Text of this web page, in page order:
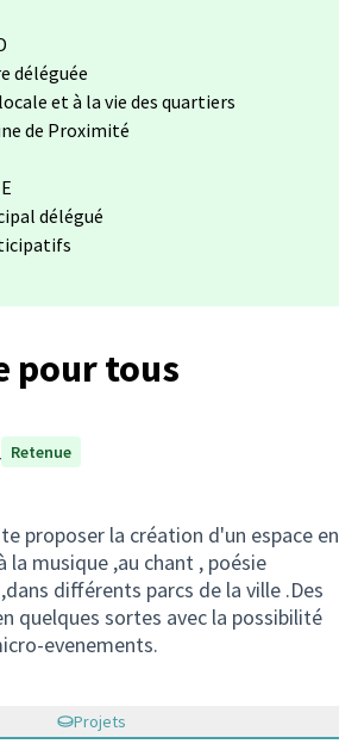
déléguée
et à la vie des quartiers
de Proximité
délégué
pour tous
Retenue
proposer la création d'un espace en
la musique ,au chant , poésie
différents parcs de la ville .Des
quelques sortes avec la possibilité
evenements.
Projets